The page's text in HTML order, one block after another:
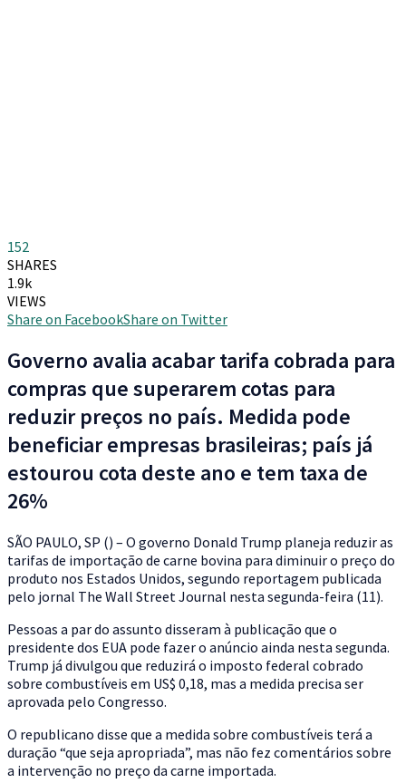
152
SHARES
1.9k
VIEWS
Share on FacebookShare on Twitter
Governo avalia acabar tarifa cobrada para
compras que superarem cotas para
reduzir preços no país. Medida pode
beneficiar empresas brasileiras; país já
estourou cota deste ano e tem taxa de
26%
SÃO PAULO, SP () – O governo Donald Trump planeja reduzir as
tarifas de importação de carne bovina para diminuir o preço do
produto nos Estados Unidos, segundo reportagem publicada
pelo jornal The Wall Street Journal nesta segunda-feira (11).
Pessoas a par do assunto disseram à publicação que o
presidente dos EUA pode fazer o anúncio ainda nesta segunda.
Trump já divulgou que reduzirá o imposto federal cobrado
sobre combustíveis em US$ 0,18, mas a medida precisa ser
aprovada pelo Congresso.
O republicano disse que a medida sobre combustíveis terá a
duração “que seja apropriada”, mas não fez comentários sobre
a intervenção no preço da carne importada.